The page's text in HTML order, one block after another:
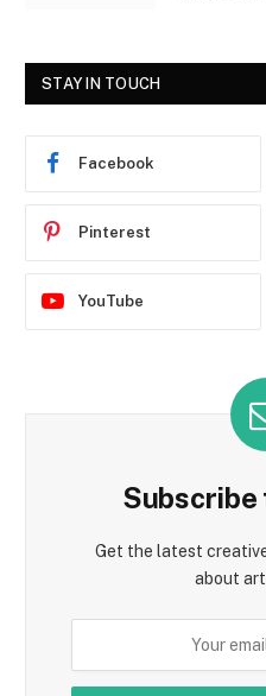
STAY IN TOUCH
Facebook
Pinterest
YouTube
Subscribe
Get the latest
about